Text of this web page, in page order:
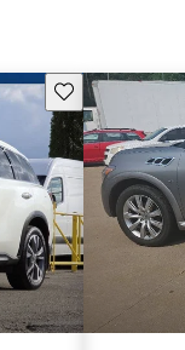
Guarda este Aviso